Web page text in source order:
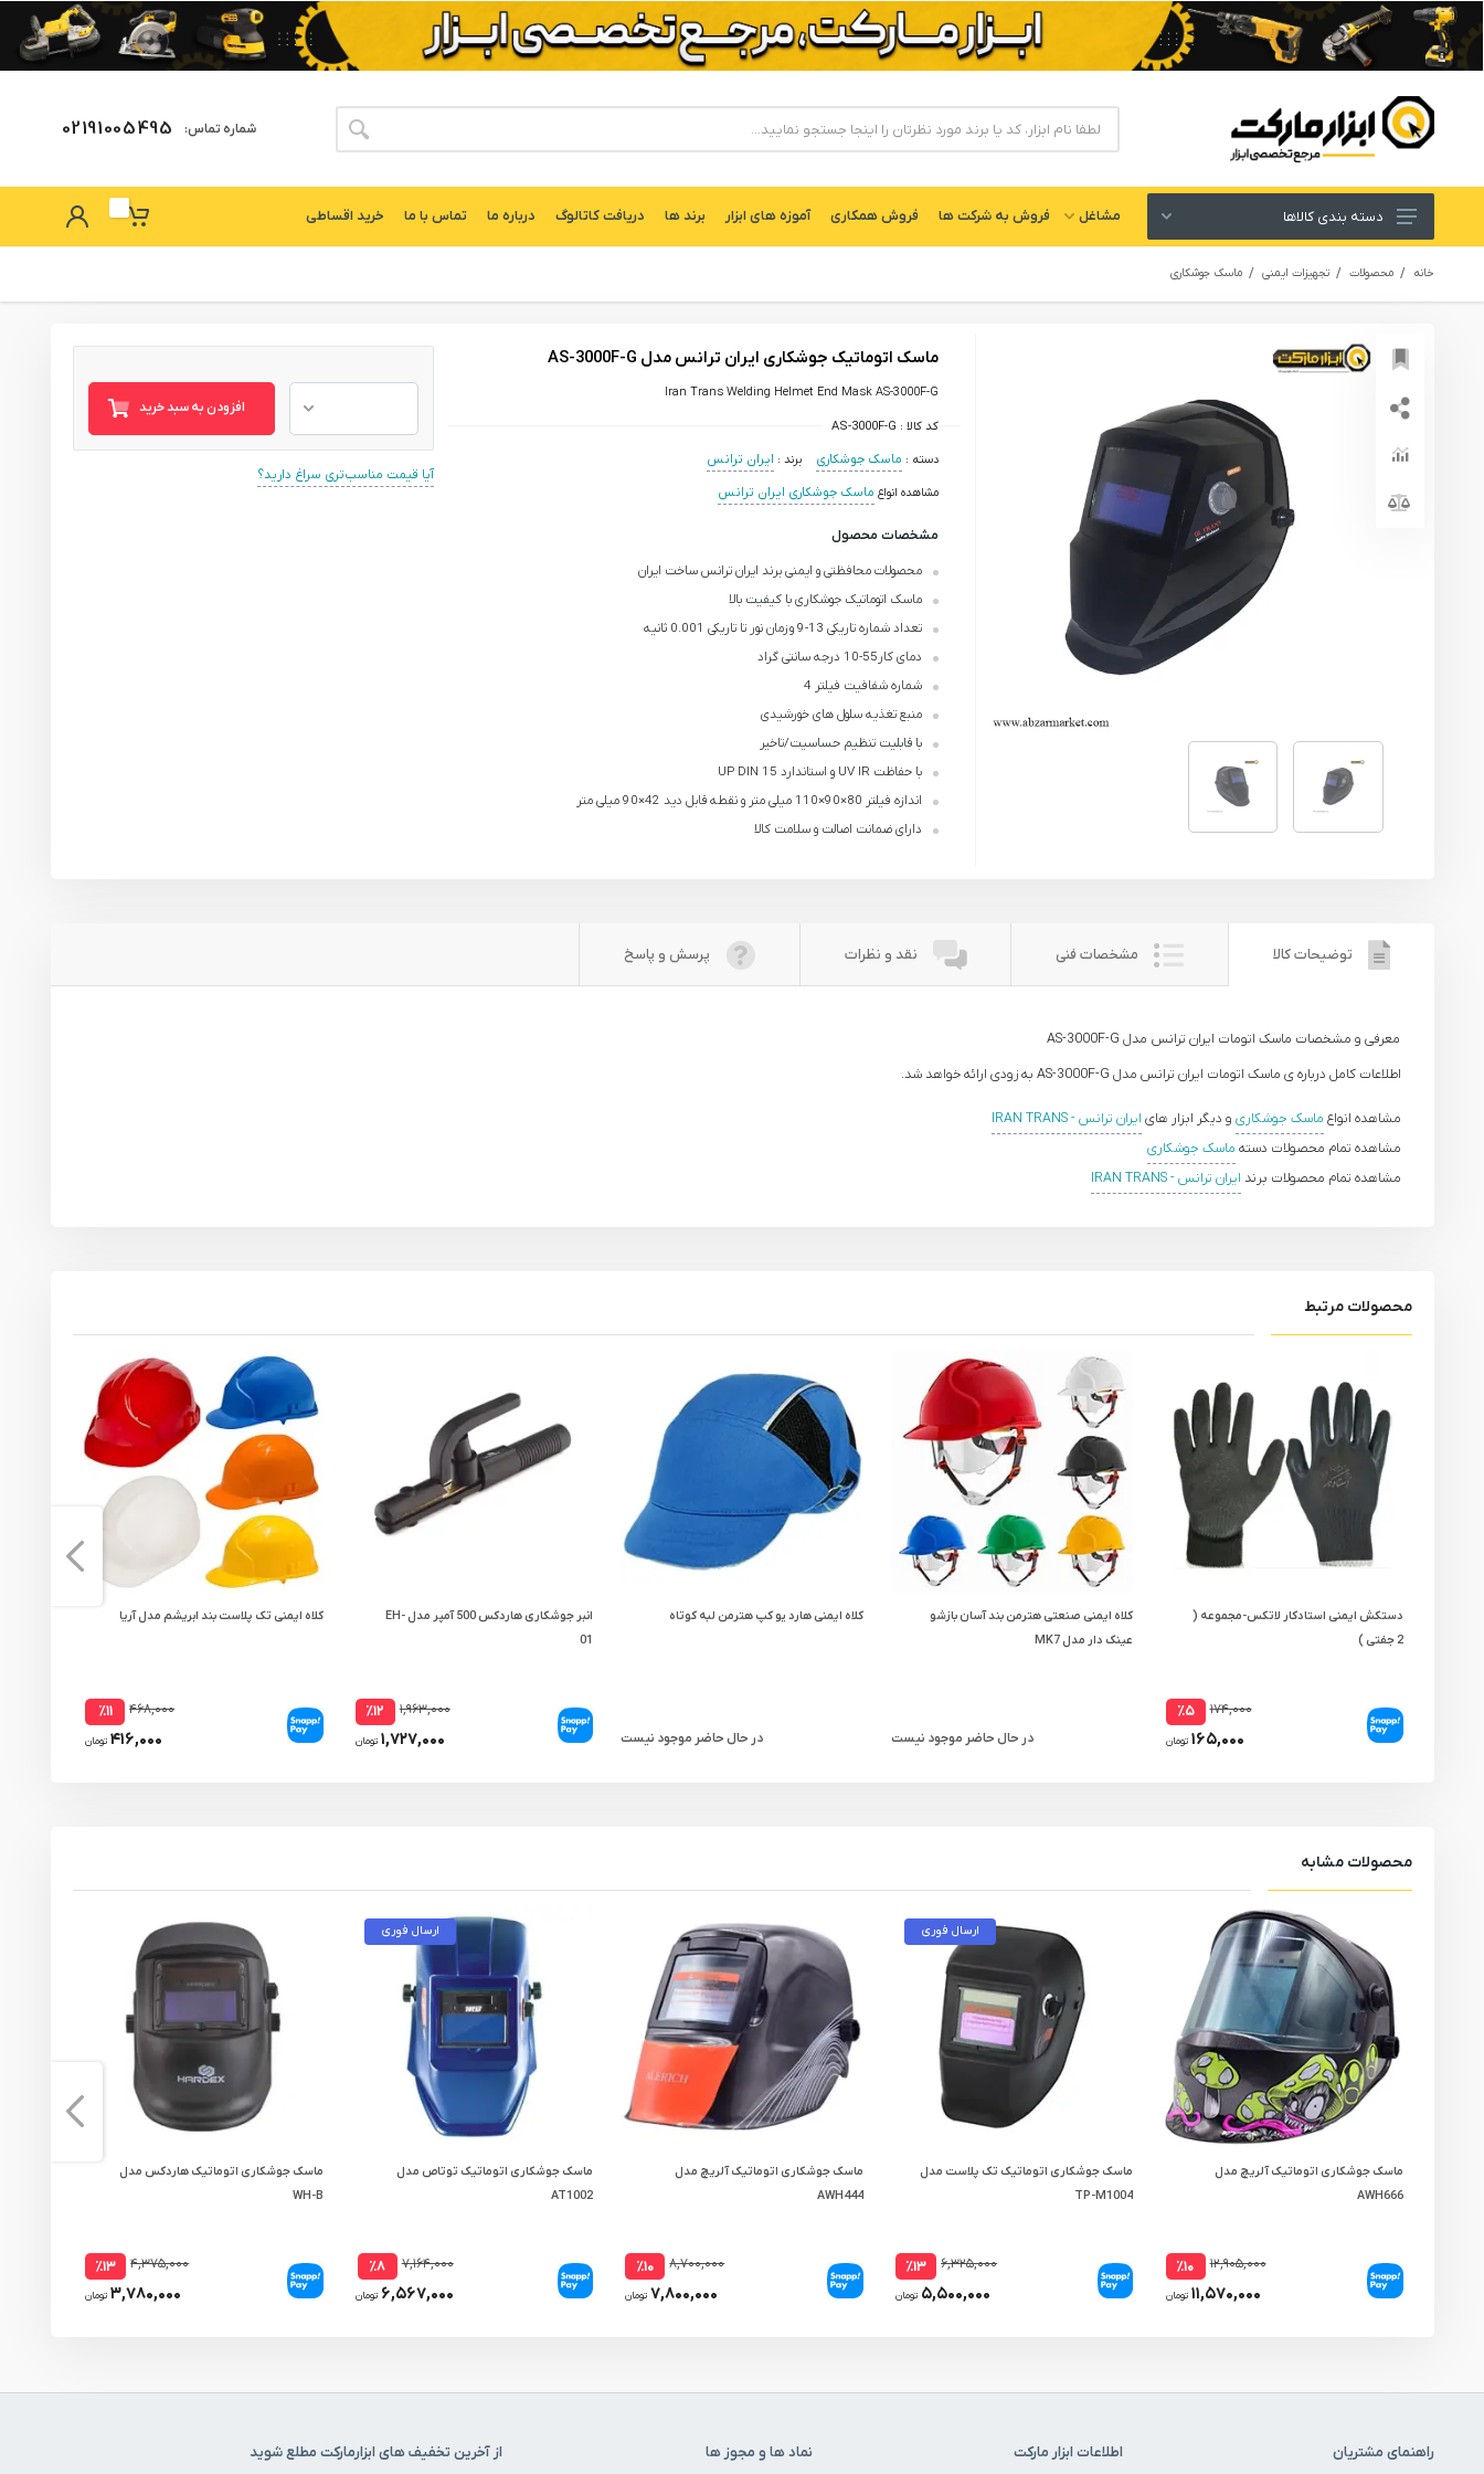
شماره تماس: 02191005495
ابزار های برقی و شارژی
لوازم جانبی ابزار
ابزار های دستی و عمومی
ابزار های بادی یا پنوماتیک
ابزار دقیق و اندازه گیری
یراق آلات
دسته بندی کالاها مشاغل فروش به شركت ها فروش همکاری آموزه های ابزار برند ها دریافت کاتالوگ درباره ما تماس با ما خرید اقساطی
خانه محصولات تجهیزات ایمنی ماسک جوشکاری
ماسک اتوماتیک جوشکاری ایران ترانس مدل AS-3000F-G
Iran Trans Welding Helmet End Mask AS-3000F-G
کد کالا : AS-3000F-G
دسته : ماسک جوشکاری برند : ایران ترانس
مشاهده انواع ماسک جوشکاری ایران ترانس
مشخصات محصول
محصولات محافظتی و ایمنی برند ایران ترانس ساخت ایران
ماسک اتوماتیک جوشکاری با کیفیت بالا
تعداد شماره تاریکی 13-9 و زمان نور تا تاریکی 0.001 ثانیه
دمای کار55-10 درجه سانتی گراد
شماره شفافیت فیلتر 4
منبع تغذیه سلول های خورشیدی
با قابلیت تنظیم حساسیت/تاخیر
با حفاظت UV IR و استاندارد UP DIN 15
اندازه فیلتر 80×90×110 میلی متر و نقطه قابل دید 42×90 میلی متر
دارای ضمانت اصالت و سلامت کالا
افزودن به سبد خرید
آیا قیمت مناسب‌تری سراغ دارید؟
توضیحات کالا مشخصات فنی نقد و نظرات پرسش و پاسخ
معرفی و مشخصات ماسک اتومات ایران ترانس مدل AS-3000F-G
اطلاعات کامل درباره ی ماسک اتومات ایران ترانس مدل AS-3000F-G به زودی ارائه خواهد شد.
مشاهده انواع ماسک جوشکاری و دیگر ابزار های ایران ترانس - IRAN TRANS
مشاهده تمام محصولات دسته ماسک جوشکاری
مشاهده تمام محصولات برند ایران ترانس - IRAN TRANS
محصولات مرتبط
دستکش ایمنی استادکار لاتکس-مجموعه (
2 جفتی )
۱۷۴,۰۰۰ ٪۵
۱۶۵,۰۰۰ تومان
کلاه ایمنی صنعتی هترمن بند آسان بازشو
عینک دار مدل MK7
در حال حاضر موجود نیست
کلاه ایمنی هارد یو کپ هترمن لبه کوتاه
در حال حاضر موجود نیست
انبر جوشکاری هاردکس 500 آمپر مدل EH-
01
۱,۹۶۳,۰۰۰ ٪۱۲
۱,۷۲۷,۰۰۰ تومان
کلاه ایمنی تک پلاست بند ابریشم مدل آریا
۴۶۸,۰۰۰ ٪۱۱
۴۱۶,۰۰۰ تومان
محصولات مشابه
ماسک جوشکاری اتوماتیک آلریچ مدل
AWH666
۱۲,۹۰۵,۰۰۰ ٪۱۰
۱۱,۵۷۰,۰۰۰ تومان
ارسال فوری
ماسک جوشکاری اتوماتیک تک پلاست مدل
TP-M1004
۶,۳۲۵,۰۰۰ ٪۱۳
۵,۵۰۰,۰۰۰ تومان
ماسک جوشکاری اتوماتیک آلریچ مدل
AWH444
۸,۷۰۰,۰۰۰ ٪۱۰
۷,۸۰۰,۰۰۰ تومان
ارسال فوری
ماسک جوشکاری اتوماتیک توتاص مدل
AT1002
۷,۱۶۴,۰۰۰ ٪۸
۶,۵۶۷,۰۰۰ تومان
ماسک جوشکاری اتوماتیک هاردکس مدل
WH-B
۴,۳۷۵,۰۰۰ ٪۱۳
۳,۷۸۰,۰۰۰ تومان
راهنمای مشتریان اطلاعات ابزار مارکت نماد ها و مجوز ها از آخرین تخفیف های ابزارمارکت مطلع شوید